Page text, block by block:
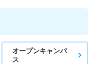
オープンキャンパ
ス